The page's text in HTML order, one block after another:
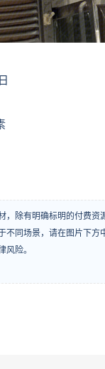
，除有明确标明的付费
不同场景，请在图片下
风险。